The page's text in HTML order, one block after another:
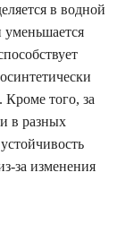
в водной
того, за
в разных
изменения